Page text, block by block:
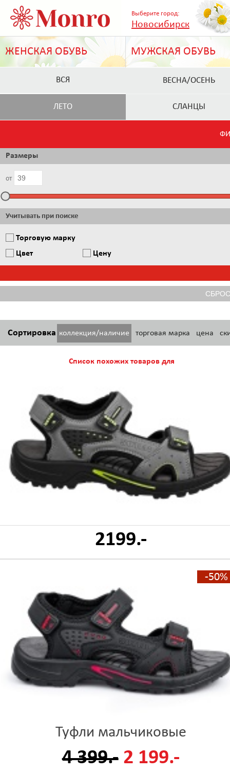
Выберите город:
Новосибирск
ЖЕНСКАЯ ОБУВЬ МУЖСКАЯ ОБУВЬ
ВСЯ ВЕСНА/ОСЕНЬ
ЛЕТО СЛАНЦЫ
Размеры
от
Учитывать при поиске
Торговую марку
Цвет
Цену
Сортировка коллекция/наличие торговая марка цена
Список похожих товаров для
2199.-
-50%
Туфли мальчиковые
4 399.- 2 199.-